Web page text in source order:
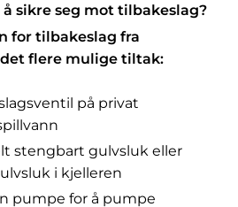
sikre seg mot tilbakeslag?
for tilbakeslag fra
flere mulige tiltak:
på privat
stengbart gulvsluk eller
i kjelleren
pumpe for å pumpe